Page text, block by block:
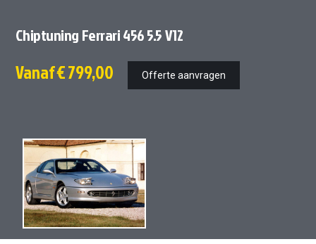
Chiptuning Ferrari 456 5.5 V12
Vanaf€ 799,00 Offerte aanvragen
Ga
naar
het
einde
van
de
afbeeldingen-
gallerij
gallerij